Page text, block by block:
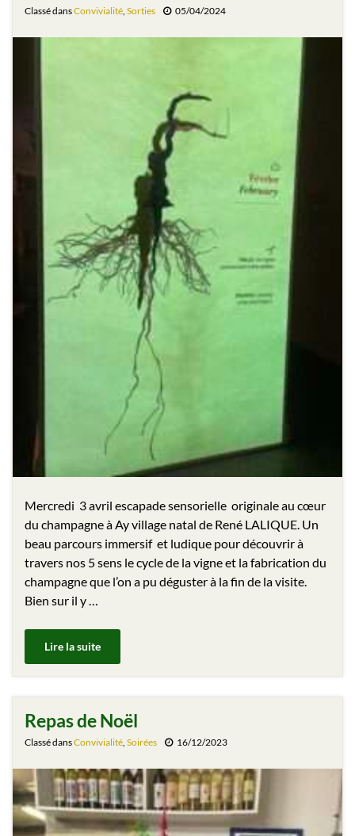
Classé dansConvivialité, Sorties 05/04/2024
Mercredi 3 avril escapade sensorielle originale au cœur
du champagne à Ay village natal de René LALIQUE. Un
beau parcours immersif et ludique pour découvrir à
travers nos 5 sens le cycle de la vigne et la fabrication du
champagne que l’on a pu déguster à la fin de la visite.
Bien sur il y …
Lire la suite
Repas de Noël
Classé dansConvivialité, Soirées 16/12/2023